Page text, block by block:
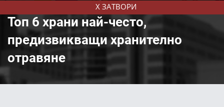
X ЗАТВОРИ
Топ 6 храни най-често,
предизвикващи хранително
отравяне